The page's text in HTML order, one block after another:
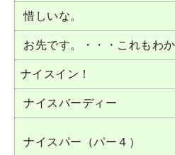
惜しいな。
お先です。・・・これもわか
ナイスイン！
ナイスバーディー
ナイスパー（パー４）